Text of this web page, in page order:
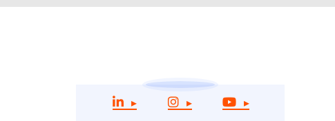
LINKEDIN INSTAGRAMYOUTUBE